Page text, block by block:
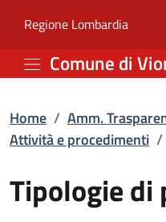
Tipologie
Regione Lombardia(apre
Comune di
Home / Amm.
Attività e procedimenti /
Tipologie di